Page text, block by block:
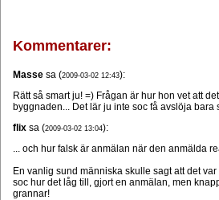
Kommentarer:
Masse sa (2009-03-02 12:43):
Rätt så smart ju! =) Frågan är hur hon vet att
byggnaden... Det lär ju inte soc få avslöja bara
flix sa (2009-03-02 13:04):
... och hur falsk är anmälan när den anmälda
En vanlig sund människa skulle sagt att det
soc hur det låg till, gjort en anmälan, men
grannar!